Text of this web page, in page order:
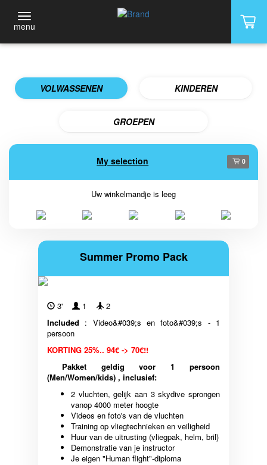
menu
VOLWASSENEN KINDEREN
GROEPEN
My selection 0
Uw winkelmandje is leeg
Summer Promo Pack
3' 1
2
Included : Video&#039;s en foto&#039;s - 1
persoon
KORTING 25%.. 94€ -> 70€!!
Pakket geldig voor 1 persoon
(Men/Women/kids) , inclusief:
2 vluchten, gelijk aan 3 skydive sprongen
vanop 4000 meter hoogte
Videos en foto's van de vluchten
Training op vliegtechnieken en veiligheid
Huur van de uitrusting (vliegpak, helm, bril)
Demonstratie van je instructor
Je eigen "Human flight"-diploma